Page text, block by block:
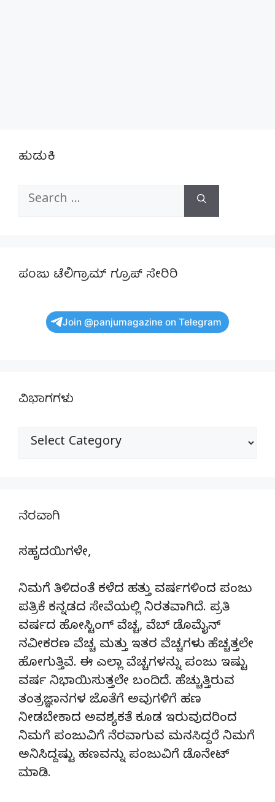
ಹುಡುಕಿ
Search
ಪಂಜು ಟೆಲಿಗ್ರಾಮ್ ಗ್ರೂಪ್ ಸೇರಿರಿ
Join @panjumagazine on Telegram
ವಿಭಾಗಗಳು
ವಿಭಾಗಗಳು
ನೆರವಾಗಿ
ಸಹೃದಯಿಗಳೇ,
ನಿಮಗೆ ತಿಳಿದಂತೆ ಕಳೆದ ಹತ್ತು ವರ್ಷಗಳಿಂದ ಪಂಜು
ಪತ್ರಿಕೆ ಕನ್ನಡದ ಸೇವೆಯಲ್ಲಿ ನಿರತವಾಗಿದೆ. ಪ್ರತಿ
ವರ್ಷದ ಹೋಸ್ಟಿಂಗ್‌ ವೆಚ್ಚ, ವೆಬ್‌ ಡೊಮೈನ್‌
ನವೀಕರಣ ವೆಚ್ಚ ಮತ್ತು ಇತರ ವೆಚ್ಚಗಳು ಹೆಚ್ಚತ್ತಲೇ
ಹೋಗುತ್ತಿವೆ. ಈ ಎಲ್ಲಾ ವೆಚ್ಚಗಳನ್ನು ಪಂಜು ಇಷ್ಟು
ವರ್ಷ ನಿಭಾಯಿಸುತ್ತಲೇ ಬಂದಿದೆ. ಹೆಚ್ಚುತ್ತಿರುವ
ತಂತ್ರಜ್ಞಾನಗಳ ಜೊತೆಗೆ ಅವುಗಳಿಗೆ ಹಣ
ನೀಡಬೇಕಾದ ಅವಶ್ಯಕತೆ ಕೂಡ ಇರುವುದರಿಂದ
ನಿಮಗೆ ಪಂಜುವಿಗೆ ನೆರವಾಗುವ ಮನಸಿದ್ದರೆ ನಿಮಗೆ
ಅನಿಸಿದ್ದಷ್ಟು ಹಣವನ್ನು ಪಂಜುವಿಗೆ ಡೊನೇಟ್‌
ಮಾಡಿ.